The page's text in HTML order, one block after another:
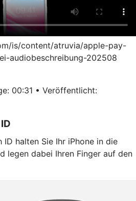
is/content/atruvia/apple-pay-
audiobeschreibung-202508
00:31 • Veröffentlicht:
ID halten Sie Ihr iPhone in die
legen dabei Ihren Finger auf den